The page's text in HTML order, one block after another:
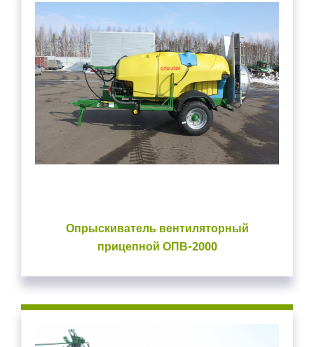
Опрыскиватель вентиляторный
прицепной ОПВ-2000